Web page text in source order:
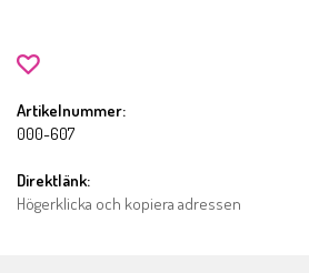
Artikelnummer:
000-607
Direktlänk:
Högerklicka och kopiera adressen